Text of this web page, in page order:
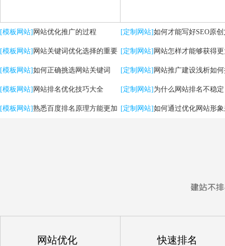
[模板网站] 网站优化推广的过程
[模板网站] 网站关键词优化选择的重要
性
[模板网站]如何正确挑选网站关键词
[模板网站] 网站排名优化技巧大全
[模板网站]熟悉百度排名原理方能更加
[定制网站]如何才能写好SEO原
[定制网站] 网站怎样才能够获得
流量？
[定制网站] 网站推广建设浅析如
用户体验
[定制网站] 为什么网站排名不稳
[定制网站]如何通过优化网站形
网站优化 快速排名